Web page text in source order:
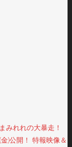
みれれの大暴走！
)公開！ 特報映像＆